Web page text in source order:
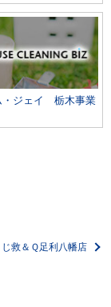
・ジェイ 栃木事業
救＆Ｑ足利八幡店